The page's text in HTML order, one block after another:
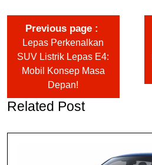
Previous page
Lepas Perkenalkan
SUV Listrik Lepas E4:
Mobil Konsep Masa
Depan!
Related Post